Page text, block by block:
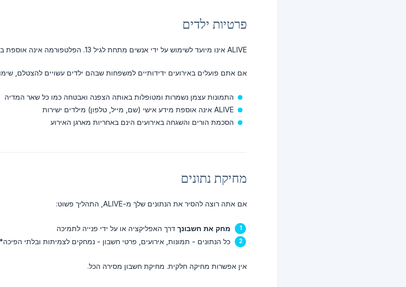
פרטיות ילדים
ALIVE אינו מיועד לשימוש על ידי אנשים מתחת לגיל 13. הפלטפורמה אינה אוספת ביודעין נתונים אישיים מקטינים.
אם אתם פועלים באירועים ידידותיים למשפחות שבהם ילדים עשויים להצטלם,
התמונות עצמן נשמרות ומטופלות באותה הצפנה ואבטחה כמו כל שאר המדיה
ALIVE אינה אוספת מידע אישי (שם, מייל, טלפון) מילדים ישירות
הסכמת הורים והשגחה באירועים הינם באחריות מארגן האירוע
מחיקת נתונים
אם אתה רוצה להסיר את הנתונים שלך מ-ALIVE, התהליך פשוט:
מחק את חשבונך דרך האפליקציה או על ידי פנייה לתמיכה
כל הנתונים - תמונות, אירועים, פרטי חשבון - נמחקים לצמיתות ובלתי
אין אפשרות מחיקה חלקית. מחיקת חשבון מסירה הכל.